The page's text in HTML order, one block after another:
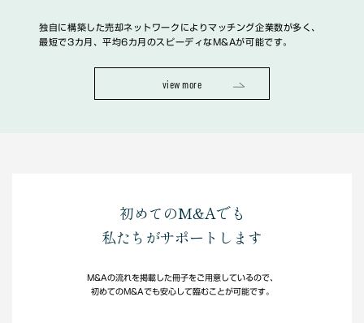
独自に構築した売却ネットワークによりマッチング企業数が多く、
最短で3カ月、平均6カ月のスピーディなM&Aが可能です。
view more
初めてのM&Aでも
私たちがサポートします
M&Aの流れを掲載した冊子をご用意しているので、
初めてのM&Aでも安心して臨むことが可能です。